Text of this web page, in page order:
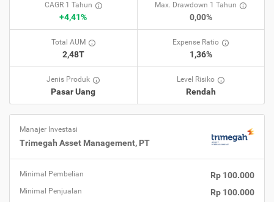
CAGR 1 Tahun
+4,41%
Max. Drawdown 1 Tahun
0,00%
Total AUM
2,48T
Expense Ratio
1,36%
Jenis Produk
Pasar Uang
Level Risiko
Rendah
Manajer Investasi
Trimegah Asset Management, PT
Minimal Pembelian Rp 100.000
Minimal Penjualan Rp 100.000